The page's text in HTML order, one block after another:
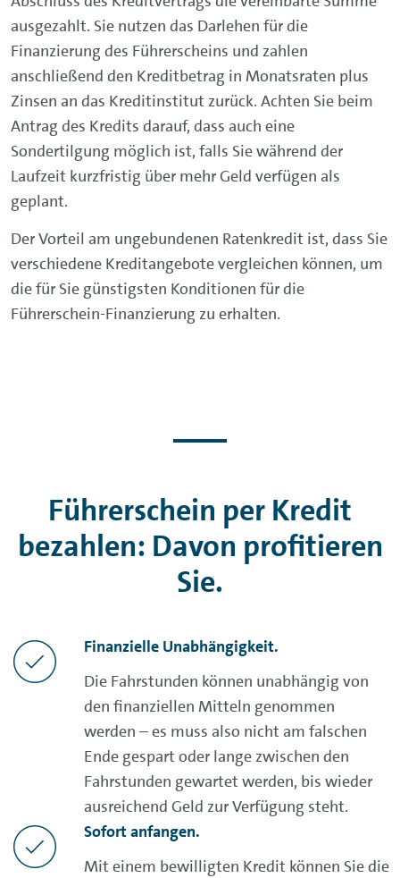
ausgezahlt. Sie nutzen das Darlehen für die
Finanzierung des Führerscheins und zahlen
anschließend den Kreditbetrag in Monatsraten plus
Zinsen an das Kreditinstitut zurück. Achten Sie beim
Antrag des Kredits darauf, dass auch eine
Sondertilgung möglich ist, falls Sie während der
Laufzeit kurzfristig über mehr Geld verfügen als
geplant.
Der Vorteil am ungebundenen Ratenkredit ist, dass Sie
verschiedene Kreditangebote vergleichen können, um
die für Sie günstigsten Konditionen für die
Führerschein-Finanzierung zu erhalten.
Führerschein per Kredit
bezahlen: Davon profitieren
Sie.
Finanzielle Unabhängigkeit.
Die Fahrstunden können unabhängig von
den finanziellen Mitteln genommen
werden – es muss also nicht am falschen
Ende gespart oder lange zwischen den
Fahrstunden gewartet werden, bis wieder
ausreichend Geld zur Verfügung steht.
Sofort anfangen.
Mit einem bewilligten Kredit können Sie die